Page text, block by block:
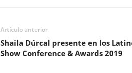
Artículo anterior
Shaila Dúrcal presente en los
Show Conference & Awards 2019